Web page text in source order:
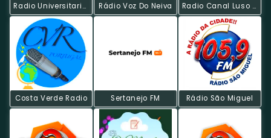
Radio Universitaria Do Minho Rádio Voz Do Neiva Radio Canal Luso - Rock
Costa Verde Radio Sertanejo FM Rádio São Miguel